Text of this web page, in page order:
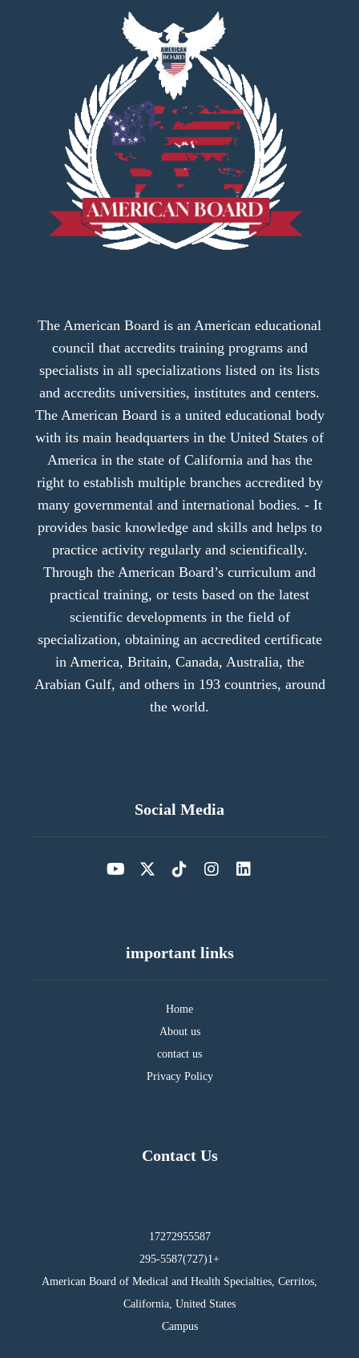
The American Board is an American educational
council that accredits training programs and
specialists in all specializations listed on its lists
and accredits universities, institutes and centers.
The American Board is a united educational body
with its main headquarters in the United States of
America in the state of California and has the
right to establish multiple branches accredited by
many governmental and international bodies. - It
provides basic knowledge and skills and helps to
practice activity regularly and scientifically.
Through the American Board’s curriculum and
practical training, or tests based on the latest
scientific developments in the field of
specialization, obtaining an accredited certificate
in America, Britain, Canada, Australia, the
Arabian Gulf, and others in 193 countries, around
the world.
Social Media
important links
Home
About us
contact us
Privacy Policy
Contact Us
17272955587
295-5587(727)1+
American Board of Medical and Health Specialties, Cerritos,
California, United States
Campus